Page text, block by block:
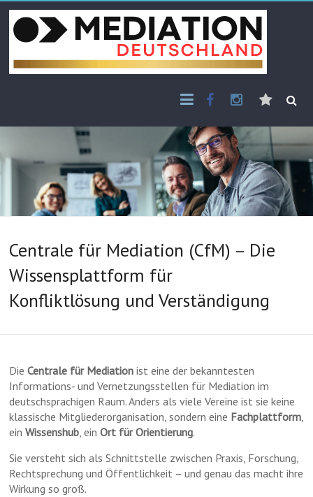
Skip
content
Mail
Centrale für Mediation (CfM) – Die
Wissensplattform für
Konfliktlösung und Verständigung
DieCentrale für Mediation ist eine der bekanntesten
Informations- und Vernetzungsstellen für Mediation im
deutschsprachigen Raum. Anders als viele Vereine ist sie keine
klassische Mitgliederorganisation, sondern eine Fachplattform,
einWissenshub, einOrt für Orientierung.
Sie versteht sich als Schnittstelle zwischen Praxis, Forschung,
Rechtsprechung und Öffentlichkeit – und genau das macht ihre
Wirkung so groß.